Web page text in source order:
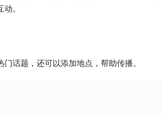
。
话题，还可以添加地点，帮助传播。